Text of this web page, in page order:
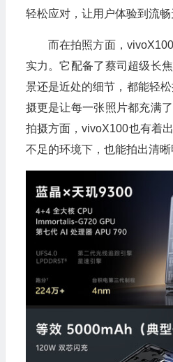
轻松应对，让用户体验到流畅
而在拍照方面，
实力。它配备了蔡司超级长
景还是近处的细节，都能轻
摄更是让每一张照片都充满
拍摄方面，vivoX100也有着
不足的环境下，也能拍出清晰